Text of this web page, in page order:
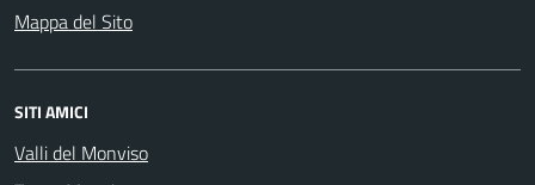
Mappa del Sito
SITI AMICI
Valli del Monviso